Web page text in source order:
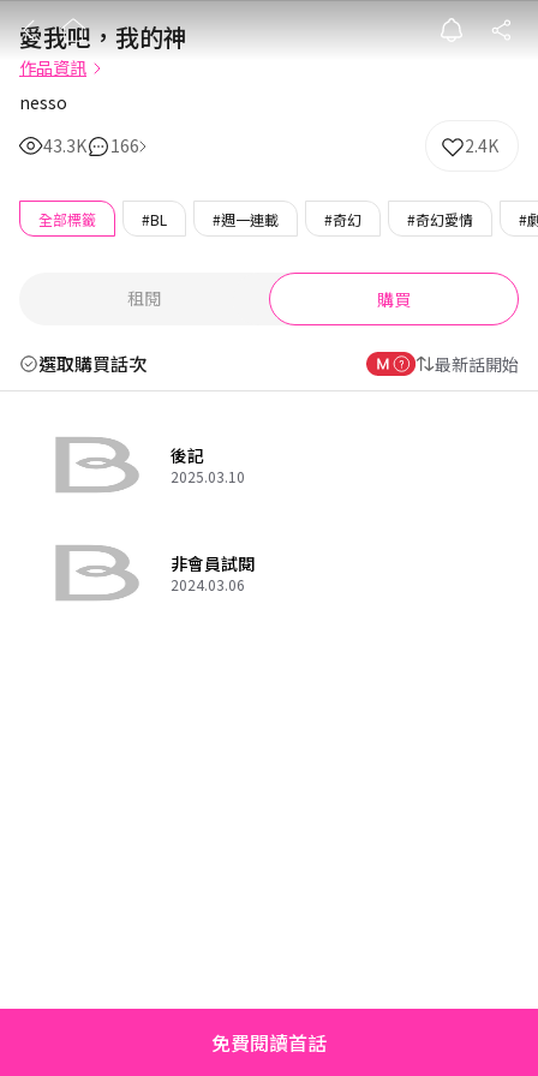
愛我吧，我的神
愛我吧，我的神
作品資訊
nesso
43.3K
166 2.4K
全部標籤 #BL #週一連載 #奇幻 #奇幻愛情 #
租閱 購買
選取購買話次 最新話開始
後記
2025.03.10
非會員試閱
2024.03.06
免費閱讀首話